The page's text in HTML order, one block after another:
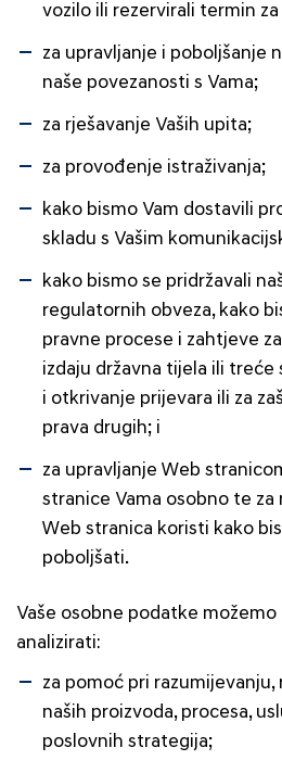
vozilo ili rezervirali termin
za upravljanje i poboljšanje
naše povezanosti s Vama;
za rješavanje Vaših upita;
za provođenje istraživanja;
kako bismo Vam dostavili
skladu s Vašim
kako bismo se pridržavali
regulatornih obveza, kako
pravne procese i zahtjeve
izdaju državna tijela ili treće
i otkrivanje prijevara ili za
prava drugih; i
za upravljanje Web
stranice Vama osobno te za
Web stranica koristi kako
poboljšati.
Vaše osobne podatke
analizirati:
za pomoć pri razumijevanju,
naših proizvoda, procesa,
poslovnih strategija;